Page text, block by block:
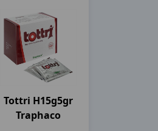
Tottri H15g5gr
Traphaco